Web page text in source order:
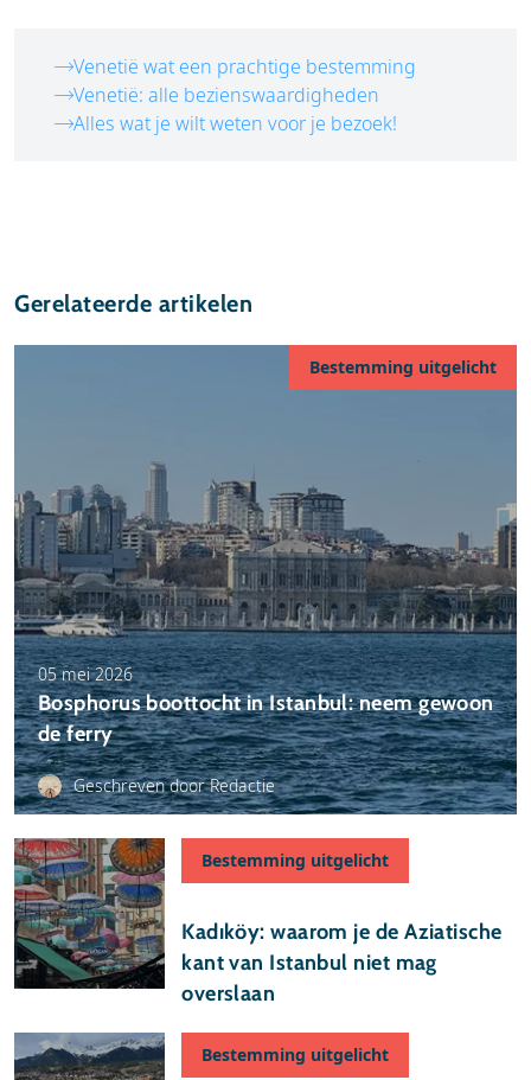
Venetië wat een prachtige bestemming
Venetië: alle bezienswaardigheden
Alles wat je wilt weten voor je bezoek!
Gerelateerde artikelen
Bestemming uitgelicht
05 mei 2026
Bosphorus boottocht in Istanbul: neem gewoon
de ferry
Geschreven door Redactie
Bestemming uitgelicht
Kadıköy: waarom je de Aziatische
kant van Istanbul niet mag
overslaan
Bestemming uitgelicht